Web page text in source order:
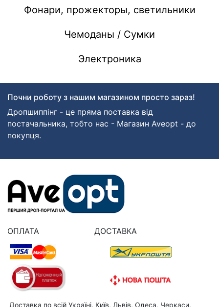
Фонари, прожекторы, светильники
Чемоданы / Сумки
Электроника
Почни роботу з нашим магазином просто зараз!
Дропшиппінг - це пряма поставка від
постачальника, тобто нас - Магазин Aveopt - до
покупця.
ОПЛАТА ДОСТАВКА
Доставка по всій Україні. Київ, Львів, Одеса, Черкаси,